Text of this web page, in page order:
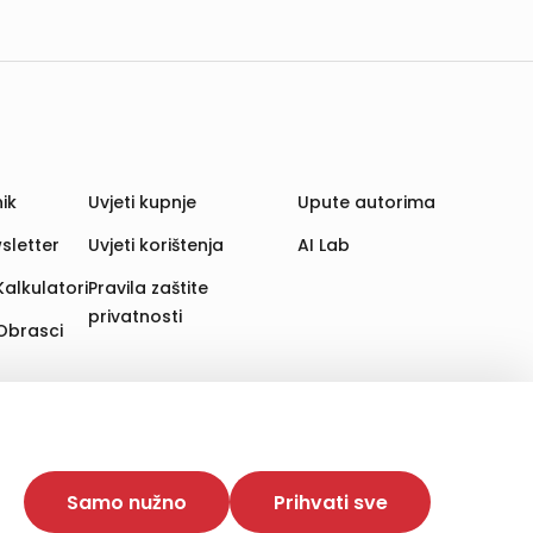
Time poboljšavamo korisničko iskustvo,
web stranica i uređaja u tu svrhu. Naši partneri
Opcija „Prihvati sve“ omogućuje postavljanje i
Samo nužno Prihvati sve
Uvjeti kupnje
Uvjeti korištenja
Pravila zaštite
privatnosti
Upute autorima
AI Lab